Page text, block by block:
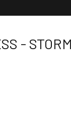
- STORM